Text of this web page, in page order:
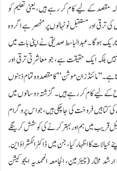
مقصد کے لیے کام کر رہے ہیں، یعنی تعلیم کو
کی ترقی اور مستقبل نو نہالوں پر منحصر ہے اگر وہ
ہوگا ۔عبدالباسط صدیقی نے اپنی بات میں
بلکہ ایک حقیقت ہے، جو معاشرتی ترقی اور
’’مائنڈز ان موشن” کا مقصد وہ تمام ذہنوں
کے لیے کام کر رہے ہیں۔ گزشتہ دو سالوں میں
1 کروڑ 20 لاکھ روپے کی کتابیں فروخت کی جا چکی ہیں، جو اس پروگرام
قریب میں ہم اور بہتر کرنے کی کوشش کرینگے
کا اظہار کیا، جن میں ڈاکٹر انکشراؤ این.
مختار (چیئرمین، الجامعہ المحمدیہ ایجوکیشن